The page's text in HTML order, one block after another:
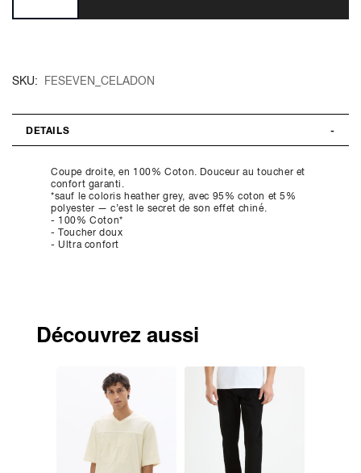
SKU FESEVEN_CELADON
DETAILS
Coupe droite, en 100% Coton. Douceur au toucher et
confort garanti.
*sauf le coloris heather grey, avec 95% coton et 5%
polyester — c’est le secret de son effet chiné.
- 100% Coton*
- Toucher doux
- Ultra confort
Découvrez aussi